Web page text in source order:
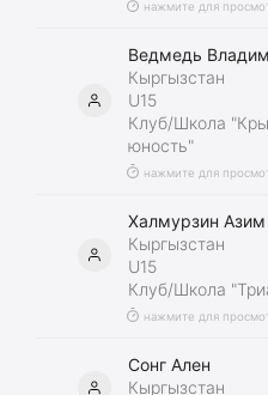
нажмите для
Ведмедь
Кыргызстан
U15
Клуб/Школа
юность"
нажмите для
Халмурзин Азим
Кыргызстан
U15
Клуб/Школа
нажмите для
Сонг Ален
Кыргызстан